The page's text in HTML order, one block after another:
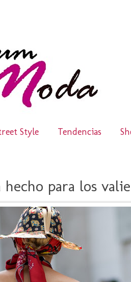
Style Tendencias
para los